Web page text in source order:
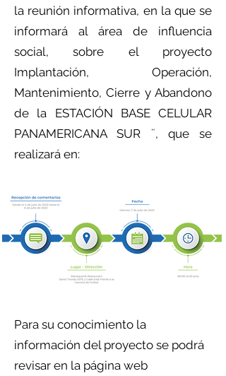
la reunión informativa, en la que se
informará al área de influencia
social, sobre el proyecto
Implantación, Operación,
Mantenimiento, Cierre y Abandono
de la ESTACIÓN BASE CELULAR
PANAMERICANA SUR ¨, que se
realizará en:
Para su conocimiento la
información del proyecto se podrá
revisar en la página web